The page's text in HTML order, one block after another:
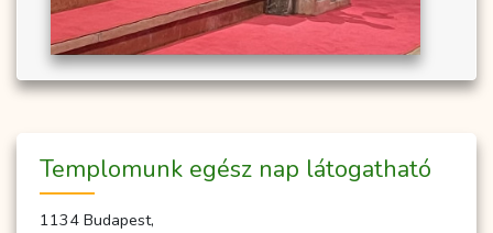
Temp­­lo­­munk egész nap lá­to­gat­ha­tó
1134 Budapest,